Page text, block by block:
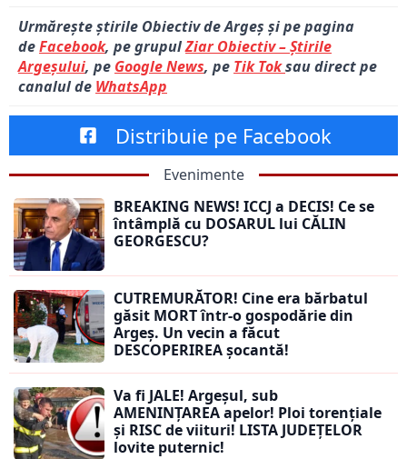
Urmărește știrile Obiectiv de Argeș și pe pagina
deFacebook, pe grupulZiar Obiectiv – Știrile
Argeșului, pe Google News, pe Tik Toksau direct pe
canalul de WhatsApp
Distribuie pe Facebook
Evenimente
BREAKING NEWS! ICCJ a DECIS! Ce se
întâmplă cu DOSARUL lui CĂLIN
GEORGESCU?
CUTREMURĂTOR! Cine era bărbatul
găsit MORT într-o gospodărie din
Argeș. Un vecin a făcut
DESCOPERIREA șocantă!
Va fi JALE! Argeșul, sub
AMENINȚAREA apelor! Ploi torențiale
și RISC de viituri! LISTA JUDEȚELOR
lovite puternic!